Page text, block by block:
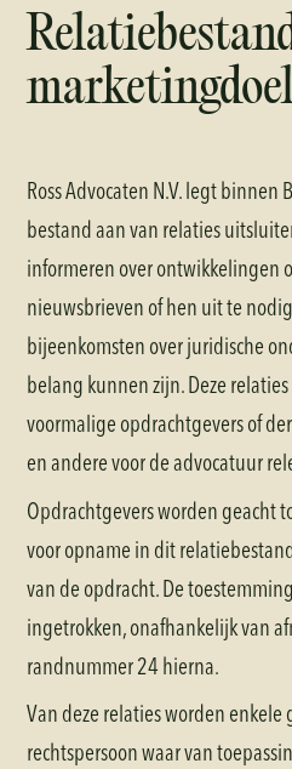
Ross Advocaten N.V. legt binnen
bestand aan van relaties
informeren over ontwikkelingen
nieuwsbrieven of hen uit te
bijeenkomsten over juridische
belang kunnen zijn. Deze
voormalige opdrachtgevers of
en andere voor de advocatuur
Opdrachtgevers worden geacht
voor opname in dit
van de opdracht. De
ingetrokken, onafhankelijk van
randnummer 24 hierna.
Van deze relaties worden
rechtspersoon waar van